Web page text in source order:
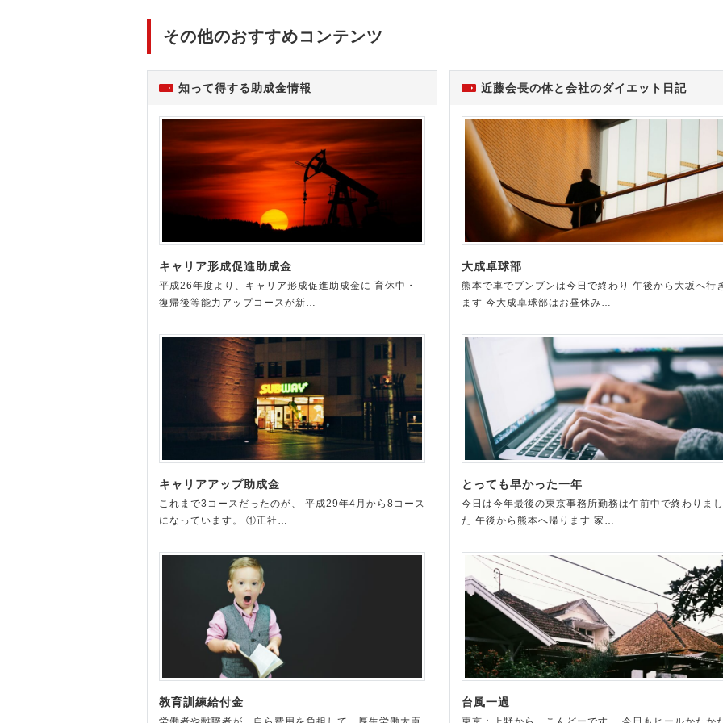
その他のおすすめコンテンツ
知って得する助成金情報
キャリア形成促進助成金
平成26年度より、キャリア形成促進助成金に 育休中・
復帰後等能力アップコースが新…
キャリアアップ助成金
これまで3コースだったのが、 平成29年4月から8コース
になっています。 ①正社…
教育訓練給付金
近藤会長の体と会社のダイエット日記
大成卓球部
熊本で車でブンブンは今日で終わり 午後から大坂へ行
ます 今大成卓球部はお昼休み…
とっても早かった一年
今日は今年最後の東京事務所勤務は午前中で終わりまし
た 午後から熊本へ帰ります 家…
台風一過